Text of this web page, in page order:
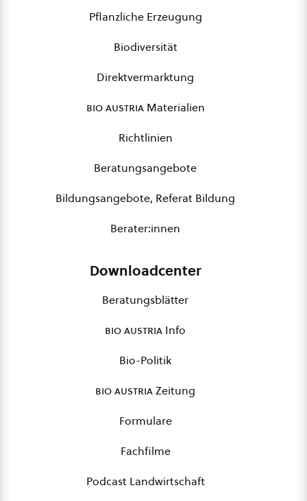
Pflanzliche Erzeugung
Biodiversität
Direktvermarktung
bio austriaMaterialien
Richtlinien
Beratungsangebote
Bildungsangebote, Referat Bildung
Berater:innen
Downloadcenter
Beratungsblätter
bio austria Info
Bio-Politik
bio austriaZeitung
Formulare
Fachfilme
Podcast Landwirtschaft